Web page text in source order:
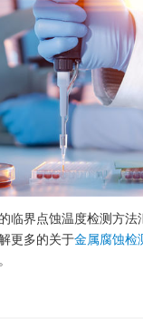
临界点蚀温度检测方法
更多的关于金属腐蚀检